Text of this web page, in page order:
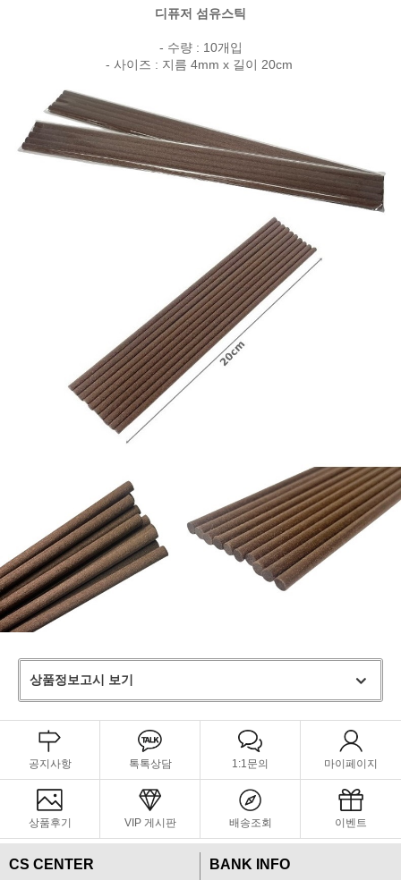
디퓨저 섬유스틱
- 수량 : 10개입
- 사이즈 : 지름 4mm x 길이 20cm
상품정보고시 보기
공지사항 톡톡상담 1:1문의 마이페이지
상품후기 VIP 게시판 배송조회 이벤트
CS CENTER BANK INFO